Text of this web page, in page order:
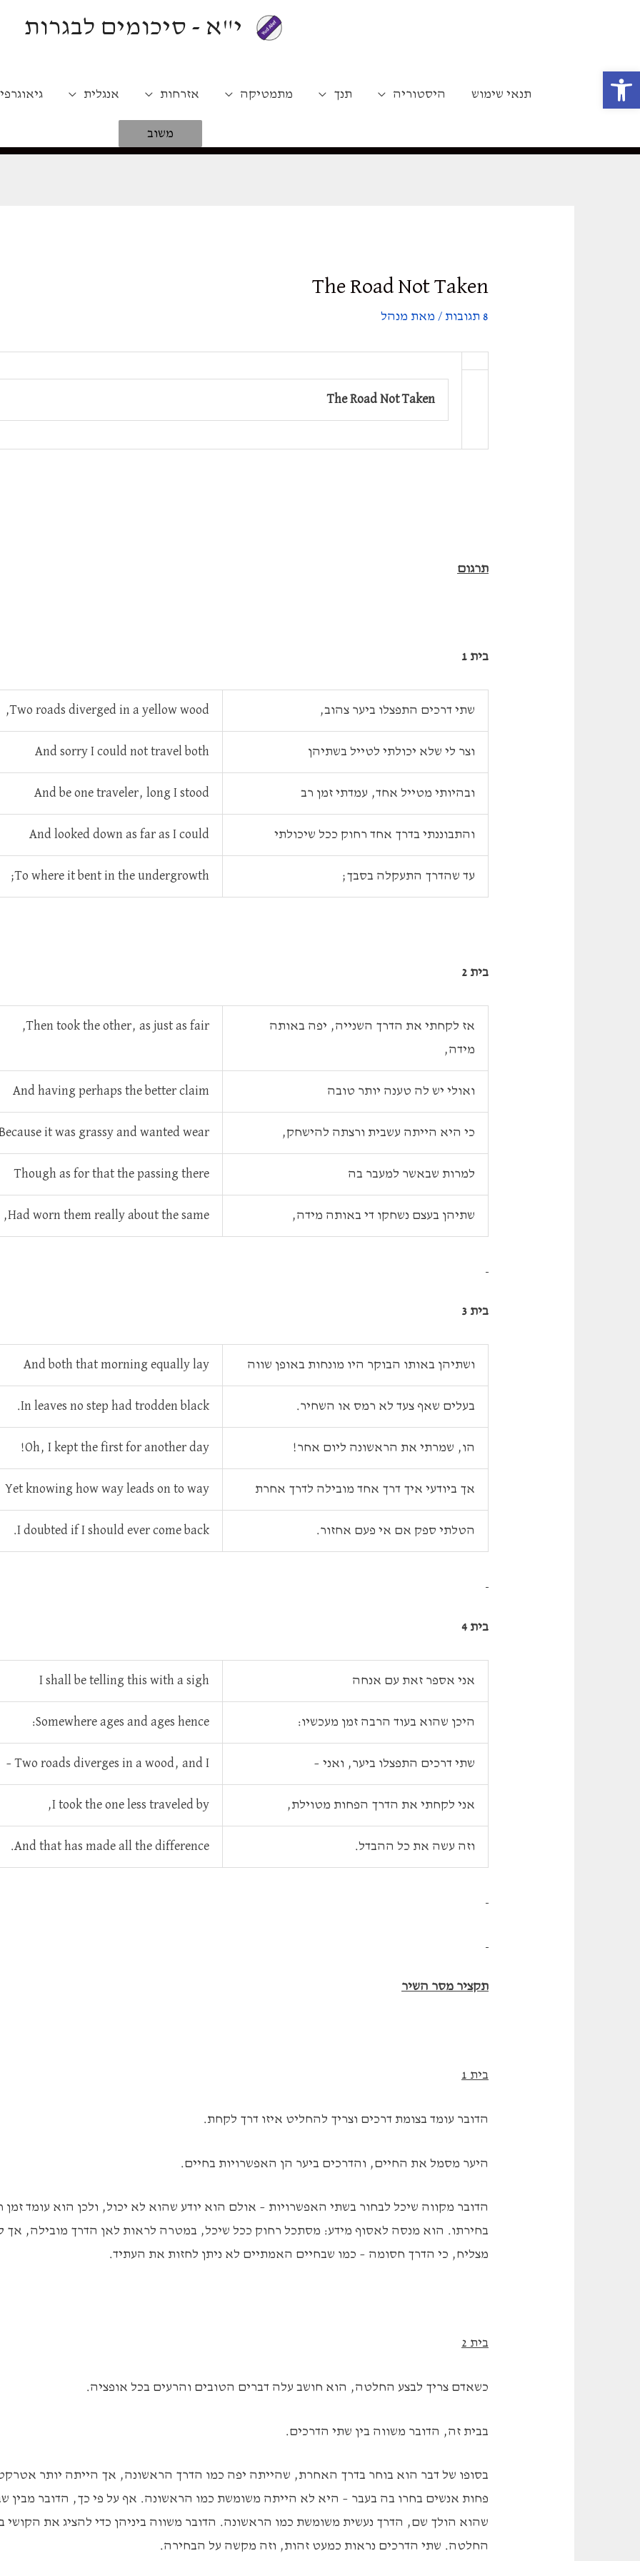
י"א - סיכומים לבגרות
תנאי שימוש היסטוריה תנך מתמטיקה אזרחות אנגלית
משוב
The Road Not Taken
8 תגובות / מאת מנהל
The Road Not Taken
תרגום
בית 1
שתי דרכים התפצלו ביער צהוב, Two roads diverged in a yellow wood,
וצר לי שלא יכולתי לטייל בשתיהן And sorry I could not travel both
ובהיותי מטייל אחד, עמדתי זמן רב And be one traveler, long I stood
והתבוננתי בדרך אחד רחוק ככל שיכולתי And looked down as far as I could
עד שהדרך התעקלה בסבך; To where it bent in the undergrowth;
בית 2
אז לקחתי את הדרך השנייה, יפה באותה
מידה,
Then took the other, as just as fair,
ואולי יש לה טענה יותר טובה And having perhaps the better claim
כי היא הייתה עשבית ורצתה להישחק, it was grassy and wanted wear,
למרות שבאשר למעבר בה Though as for that the passing there
שתיהן בעצם נשחקו די באותה מידה, Had worn them really about the same,
בית 3
ושתיהן באותו הבוקר היו מונחות באופן שווה And both that morning equally lay
בעלים שאף צעד לא רמס או השחיר. In leaves no step had trodden black.
הו, שמרתי את הראשונה ליום אחר! Oh, I kept the first for another day!
אך ביודעי איך דרך אחד מובילה לדרך אחרת Yet knowing how way leads on to way
הטלתי ספק אם אי פעם אחזור. I doubted if I should ever come back.
בית 4
אני אספר זאת עם אנחה I shall be telling this with a sigh
היכן שהוא בעוד הרבה זמן מעכשיו: Somewhere ages and ages hence:
שתי דרכים התפצלו ביער, ואני – Two roads diverges in a wood, and I –
אני לקחתי את הדרך הפחות מטוילת, I took the one less traveled by,
וזה עשה את כל ההבדל. And that has made all the difference.
תקציר מסר השיר
בית 1
הדובר עומד בצומת דרכים וצריך להחליט איזו דרך לקחת.
היער מסמל את החיים, והדרכים ביער הן האפשרויות בחיים.
הדובר מקווה שיכל לבחור בשתי האפשרויות – אולם הוא יודע שהוא לא יכול, ולכן הוא עומד זמן
בחירתו. הוא מנסה לאסוף מידע: מסתכל רחוק ככל שיכל, במטרה לראות לאן הדרך מובילה, אך
מצליח, כי הדרך חסומה – כמו שבחיים האמתיים לא ניתן לחזות את העתיד.
בית 2
כשאדם צריך לבצע החלטה, הוא חושב עלה דברים הטובים והרעים בכל אופציה.
בבית זה, הדובר משווה בין שתי הדרכים.
בסופו של דבר הוא בוחר בדרך האחרת, שהייתה יפה כמו הדרך הראשונה, אך הייתה יותר
פחות אנשים בחרו בה בעבר – היא לא הייתה משומשת כמו הראשונה. אף על פי כך, הדובר מבין
שהוא הולך שם, הדרך נעשית משומשת כמו הראשונה. הדובר משווה ביניהן כדי להציג את הקושי
החלטה. שתי הדרכים נראות כמעט זהות, וזה מקשה על הבחירה.
פתח סרגל נגישות